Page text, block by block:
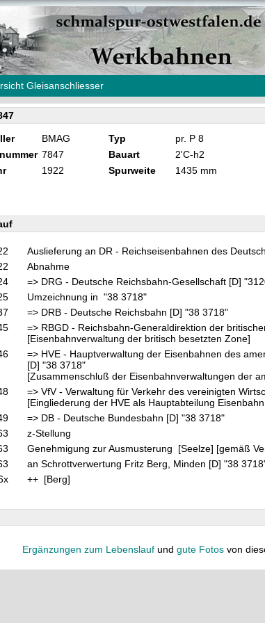
Gleisanschliesser
BMAG Typ pr. P 8
7847 Bauart 2'C-h2
1922 Spurweite 1435 mm
Auslieferung an DR - Reichseisenbahnen des
Abnahme
=> DRG - Deutsche Reichsbahn-Gesellschaft [D]
Umzeichnung in "38 3718"
=> DRB - Deutsche Reichsbahn [D] "38 3718"
=> RBGD - Reichsbahn-Generaldirektion der
[Eisenbahnverwaltung der britisch besetzten Zone]
=> HVE - Hauptverwaltung der Eisenbahnen des
[D] "38 3718"
[Zusammenschluß der Eisenbahnverwaltungen der
=> VfV - Verwaltung für Verkehr des vereinigten
[Eingliederung der HVE als Hauptabteilung
=> DB - Deutsche Bundesbahn [D] "38 3718"
z-Stellung
Genehmigung zur Ausmusterung [Seelze] [gemäß
an Schrottverwertung Fritz Berg, Minden [D] "38
++ [Berg]
Ergänzungen zum Lebenslauf und gute Fotos von